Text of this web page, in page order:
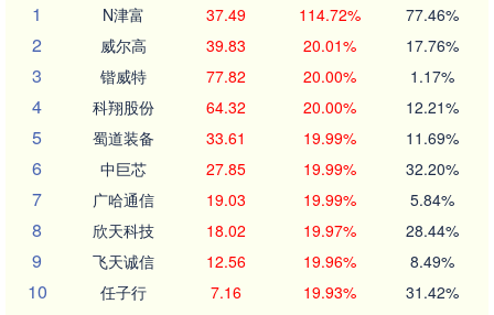
1
N津富 37.49 114.72% 77.46%
2 威尔高 39.83 20.01% 17.76%
3 锴威特 77.82 20.00% 1.17%
4 科翔股份 64.32 20.00% 12.21%
5 蜀道装备 33.61 19.99% 11.69%
6 中巨芯 27.85 19.99% 32.20%
7 广哈通信 19.03 19.99% 5.84%
8 欣天科技 18.02 19.97% 28.44%
9 飞天诚信 12.56 19.96% 8.49%
10 任子行 7.16 19.93% 31.42%